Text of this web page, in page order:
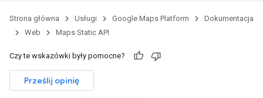
Strona główna Usługi Google Maps Platform
Dokumentacja
Web
Maps Static API
Czy te wskazówki były pomocne?
Prześlij opinię